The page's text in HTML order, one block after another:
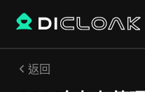
返回